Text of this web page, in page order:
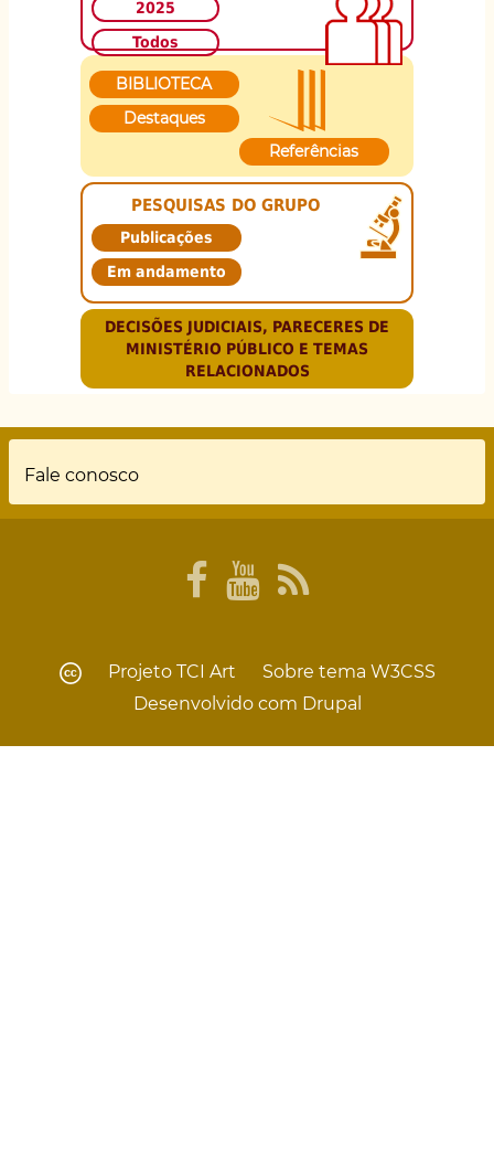
2025
Todos
BIBLIOTECA
Destaques
Referências
PESQUISAS DO GRUPO
Publicações
Em andamento
DECISÕES JUDICIAIS, PARECERES DE
MINISTÉRIO PÚBLICO E TEMAS
RELACIONADOS
Rodapé
Fale conosco
Projeto TCI Art Sobre tema W3CSS
Desenvolvido com Drupal